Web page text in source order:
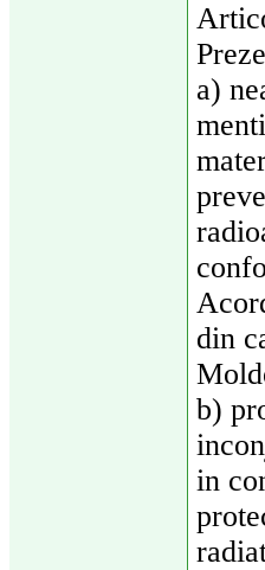
a)
din
b)
in